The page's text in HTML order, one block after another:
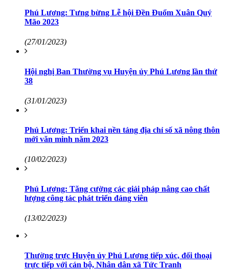
Phú Lương: Tưng bừng Lễ hội Đền Đuổm Xuân Quý
Mão 2023
(27/01/2023)
Hội nghị Ban Thường vụ Huyện ủy Phú Lương lần thứ
38
(31/01/2023)
Phú Lương: Triển khai nền tảng địa chỉ số xã nông thôn
mới văn minh năm 2023
(10/02/2023)
Phú Lương: Tăng cường các giải pháp nâng cao chất
lượng công tác phát triển đảng viên
(13/02/2023)
Thường trực Huyện ủy Phú Lương tiếp xúc, đối thoại
trực tiếp với cán bộ, Nhân dân xã Tức Tranh